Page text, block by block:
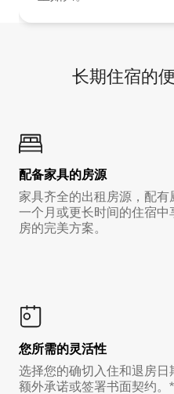
长期住宿的
配备家具的房源
家具齐全的出租房源，配
一个月或更长时间的住宿
房的完美方案。
您所需的灵活性
选择您的确切入住和退房
额外承诺或签署书面契约。*